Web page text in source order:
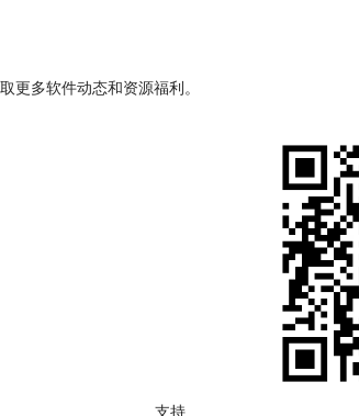
更多软件动态和资源福利。
支持